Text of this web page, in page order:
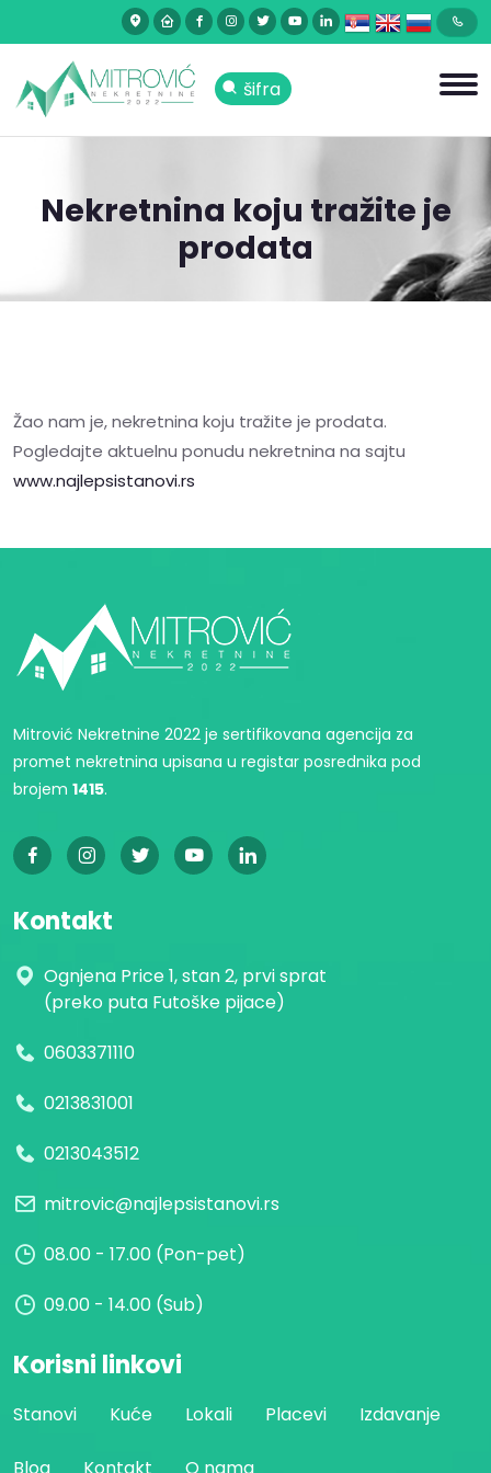
šifra
Nekretnina koju tražite je
prodata
Žao nam je, nekretnina koju tražite je prodata.
Pogledajte aktuelnu ponudu nekretnina na sajtu
www.najlepsistanovi.rs
Mitrović Nekretnine 2022 je sertifikovana agencija za
promet nekretnina upisana u registar posrednika pod
brojem 1415.
Kontakt
Ognjena Price 1, stan 2, prvi sprat
(preko puta Futoške pijace)
0603371110
0213831001
0213043512
mitrovic@najlepsistanovi.rs
08.00 - 17.00 (Pon-pet)
09.00 - 14.00 (Sub)
Korisni linkovi
Stanovi Kuće Lokali Placevi Izdavanje